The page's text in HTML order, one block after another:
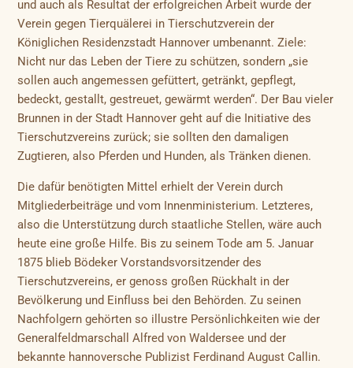
und auch als Resultat der erfolgreichen Arbeit wurde der
Verein gegen Tierquälerei in Tierschutzverein der
Königlichen Residenzstadt Hannover umbenannt. Ziele:
Nicht nur das Leben der Tiere zu schützen, sondern „sie
sollen auch angemessen gefüttert, getränkt, gepflegt,
bedeckt, gestallt, gestreuet, gewärmt werden“. Der Bau vieler
Brunnen in der Stadt Hannover geht auf die Initiative des
Tierschutzvereins zurück; sie sollten den damaligen
Zugtieren, also Pferden und Hunden, als Tränken dienen.
Die dafür benötigten Mittel erhielt der Verein durch
Mitgliederbeiträge und vom Innenministerium. Letzteres,
also die Unterstützung durch staatliche Stellen, wäre auch
heute eine große Hilfe. Bis zu seinem Tode am 5. Januar
1875 blieb Bödeker Vorstandsvorsitzender des
Tierschutzvereins, er genoss großen Rückhalt in der
Bevölkerung und Einfluss bei den Behörden. Zu seinen
Nachfolgern gehörten so illustre Persönlichkeiten wie der
Generalfeldmarschall Alfred von Waldersee und der
bekannte hannoversche Publizist Ferdinand August Callin.